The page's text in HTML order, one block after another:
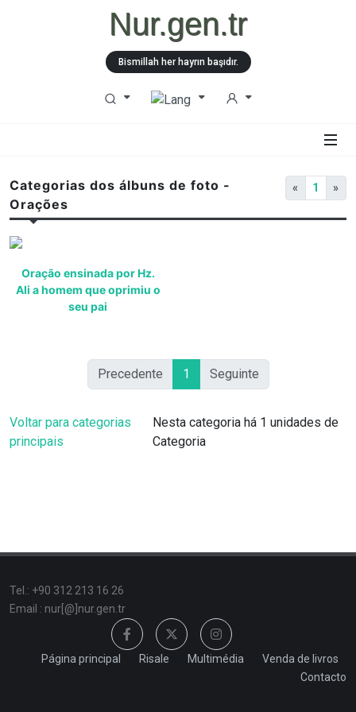
Nur.gen.tr
Bismillah her hayrın başıdır.
Categorias dos álbuns de foto -
Orações
« 1 »
Oração ensinada por Hz.
Ali a homem que oprimiu o
seu pai
Precedente 1 Seguinte
Voltar para categorias
principais
Nesta categoria há 1 unidades de
Categoria
Tel.: +90 312 213 16 26
Email : nur[@]nur.gen.tr
Página principal Risale Multimédia
Venda de livros
Contacto